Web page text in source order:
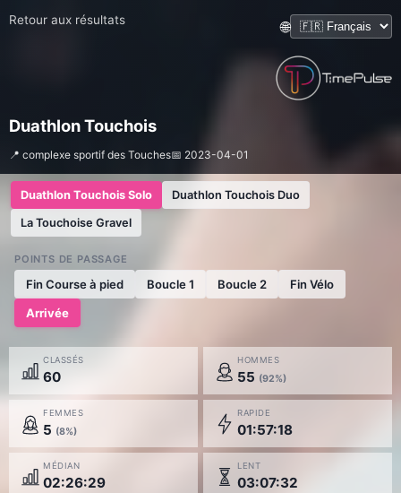
Retour aux résultats 🌐
Duathlon Touchois
📍 complexe sportif des Touches📅 2023-04-01
Duathlon Touchois Solo Duathlon Touchois Duo
La Touchoise Gravel
POINTS DE PASSAGE
Fin Course à pied Boucle 1 Boucle 2
Fin Vélo
Arrivée
CLASSÉS
60
HOMMES
55 (92%)
FEMMES
5 (8%)
RAPIDE
01:57:18
MÉDIAN
02:26:29
LENT
03:07:32